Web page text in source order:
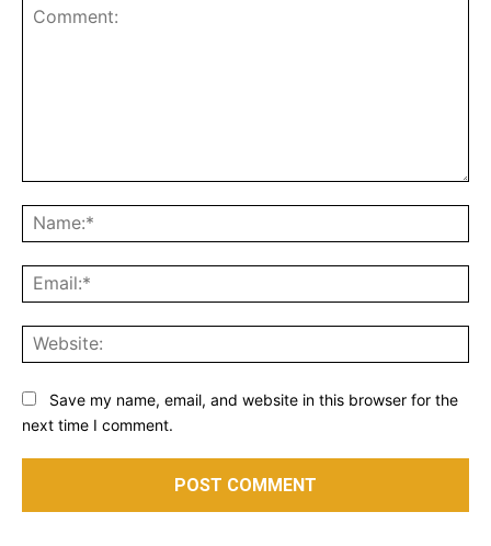
Save my name, email, and website in this browser for the
next time I comment.